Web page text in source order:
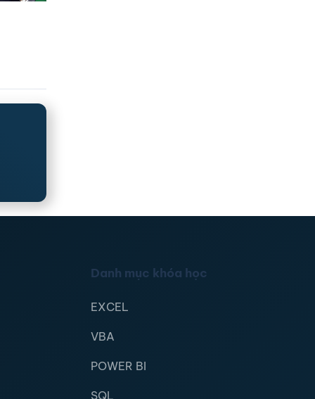
Danh mục khóa học
EXCEL
VBA
POWER BI
SQL